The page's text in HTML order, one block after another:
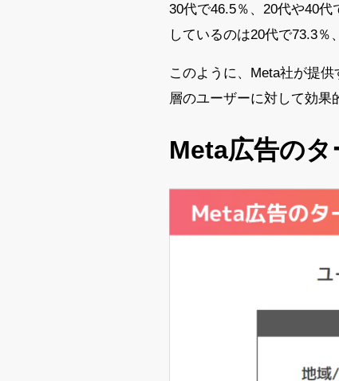
30代で46.5％、20代や40
しているのは20代で73.3％
このように、Meta社が提
層のユーザーに対して効果
Meta広告の